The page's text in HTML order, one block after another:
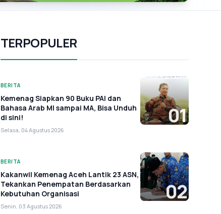
TERPOPULER
BERITA
Kemenag Siapkan 90 Buku PAI dan
Bahasa Arab MI sampai MA, Bisa Unduh
di sini!
Selasa, 04 Agustus 2026
01
BERITA
Kakanwil Kemenag Aceh Lantik 23 ASN,
Tekankan Penempatan Berdasarkan
Kebutuhan Organisasi
Senin, 03 Agustus 2026
02